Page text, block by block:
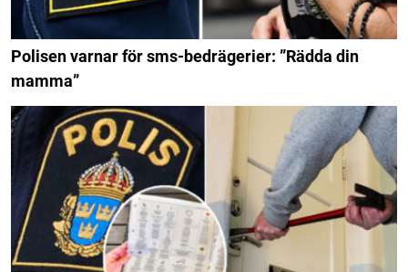
Polisen varnar för sms-bedrägerier: ”Rädda din
mamma”